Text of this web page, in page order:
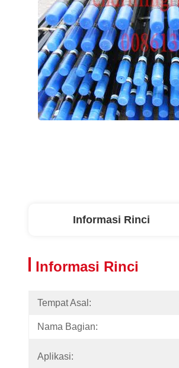
Informasi Rinci
Informasi Rinci
Tempat Asal:
Nama Bagian:
Aplikasi: